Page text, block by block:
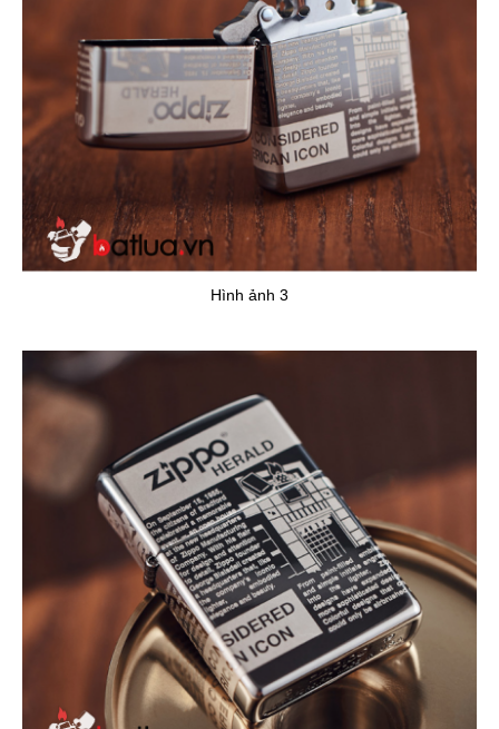
Hình ảnh 3